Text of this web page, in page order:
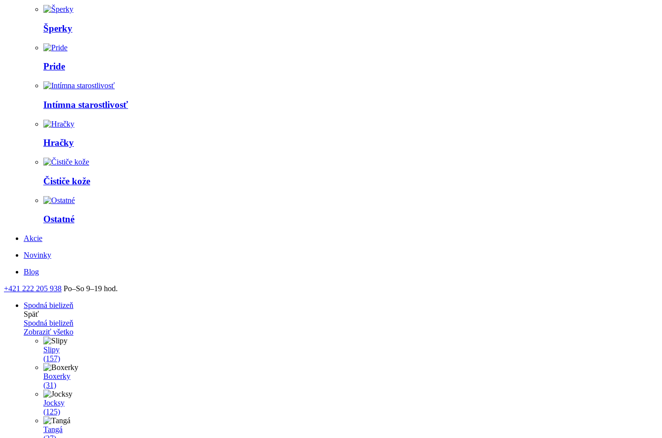
Šperky
Pride
Intímna starostlivosť
Hračky
Čističe kože
Ostatné
Akcie
Novinky
Blog
+421 222 205 938 Po–So 9–19 hod.
Spodná bielizeň
Späť
Spodná bielizeň
Zobraziť všetko
Slipy
(157)
Boxerky
(31)
Jocksy
(125)
Tangá